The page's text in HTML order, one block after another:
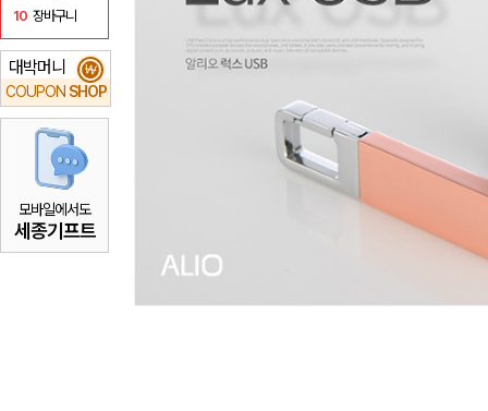
10 장바구니
대박머니
COUPON SHOP
₩
모바일에서도
세종기프트